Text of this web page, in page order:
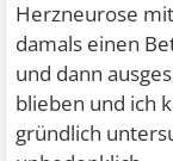
Herzneurose
damals einen
und dann
blieben und ich
gründlich